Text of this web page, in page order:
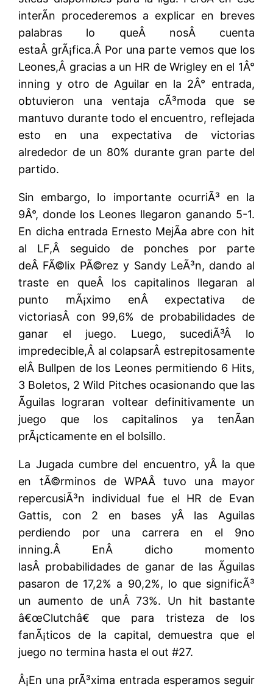
interÃ­n procederemos a explicar en breves
palabras lo queÂ nosÂ cuenta
estaÂ grÃ¡fica.Â Por una parte vemos que los
Leones,Â gracias a un HR de Wrigley en el 1Â°
inning y otro de Aguilar en la 2Â° entrada,
obtuvieron una ventaja cÃ³moda que se
mantuvo durante todo el encuentro, reflejada
esto en una expectativa de victorias
alrededor de un 80% durante gran parte del
partido.
Sin embargo, lo importante ocurriÃ³ en la
9Â°, donde los Leones llegaron ganando 5-1.
En dicha entrada Ernesto MejÃ­a abre con hit
al LF,Â seguido de ponches por parte
deÂ FÃ©lix PÃ©rez y Sandy LeÃ³n, dando al
traste en queÂ los capitalinos llegaran al
punto mÃ¡ximo enÂ expectativa de
victoriasÂ con 99,6% de probabilidades de
ganar el juego. Luego, sucediÃ³Â lo
impredecible,Â al colapsarÂ estrepitosamente
elÂ Bullpen de los Leones permitiendo 6 Hits,
3 Boletos, 2 Wild Pitches ocasionando que las
Ãguilas lograran voltear definitivamente un
juego que los capitalinos ya tenÃ­an
prÃ¡cticamente en el bolsillo.
La Jugada cumbre del encuentro, yÂ la que
en tÃ©rminos de WPAÂ tuvo una mayor
repercusiÃ³n individual fue el HR de Evan
Gattis, con 2 en bases yÂ las Aguilas
perdiendo por una carrera en el 9no
inning.Â EnÂ dicho momento
lasÂ probabilidades de ganar de las Ãguilas
pasaron de 17,2% a 90,2%, lo que significÃ³
un aumento de unÂ 73%. Un hit bastante
â€œClutchâ€ que para tristeza de los
fanÃ¡ticos de la capital, demuestra que el
juego no termina hasta el out #27.
Â¡En una prÃ³xima entrada esperamos seguir